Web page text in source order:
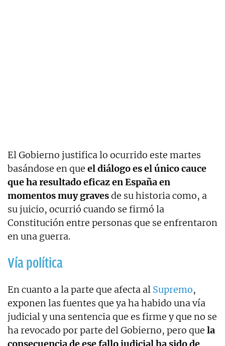
El Gobierno justifica lo ocurrido este martes
basándose en que el diálogo es el único cauce
que ha resultado eficaz en España en
momentos muy gravesde su historia como, a
su juicio, ocurrió cuando se firmó la
Constitución entre personas que se enfrentaron
en una guerra.
Vía política
En cuanto a la parte que afecta al Supremo,
exponen las fuentes que ya ha habido una vía
judicial y una sentencia que es firme y que no se
ha revocado por parte del Gobierno, pero que la
consecuencia de ese fallo judicial ha sido de